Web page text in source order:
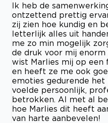
Ik heb de
ontzettend prettig
zij zien hoe kundig en
letterlijk alles uit
me zo min mogelijk
de druk voor mij
wist Marlies mij op een
en heeft ze me ook
emoties gedurende het
voelde persoonlijk,
betrokken. Al met al
hoe Marlies dit heeft
van harte aanbevelen!